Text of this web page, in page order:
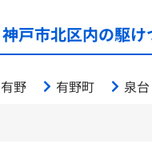
神戸市北区内の駆
有野 有野町 泉台